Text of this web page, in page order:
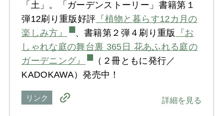
「土」。「ガーデンストーリー」書籍第１
弾12刷り重版好評 『植物と暮らす12カ月の
楽しみ方』
、書籍第２弾４刷り重版
『お
しゃれな庭の舞台裏 365日 花あふれる庭の
ガーデニング』
（２冊ともに発行／
KADOKAWA）発売中！
リンク 詳細を見る